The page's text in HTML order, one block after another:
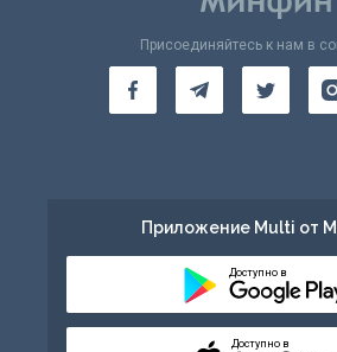
Присоединяйтесь к нам в
Приложение Multi от
Доступно в
Доступно в